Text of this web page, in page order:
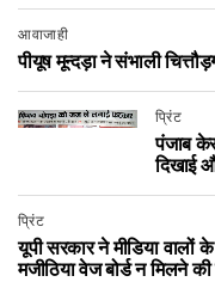
आवाजाही
पीयूष मून्दड़ा ने संभाली
प्रिंट
पंजाब
दिखाई
प्रिंट
यूपी सरकार ने मीडिया वालों
मजीठिया वेज बोर्ड न मिलने